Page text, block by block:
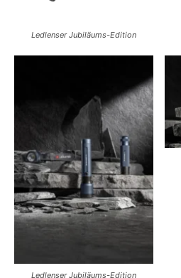
Ledlenser Jubiläums-Edition
Ledlenser Jubiläums-Edition